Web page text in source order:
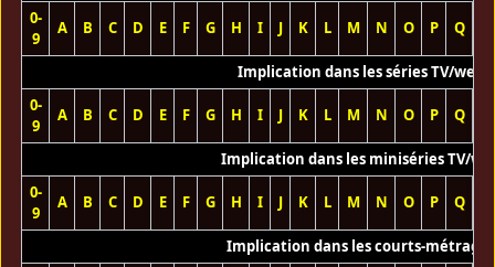
0-
9
A B C D E F G H I J K L M N O P Q
Implication dans les séries TV/web
0-
9
A B C D E F G H I J K L M N O P Q
Implication dans les miniséries TV/
0-
9
A B C D E F G H I J K L M N O P Q
Implication dans les courts-métrages